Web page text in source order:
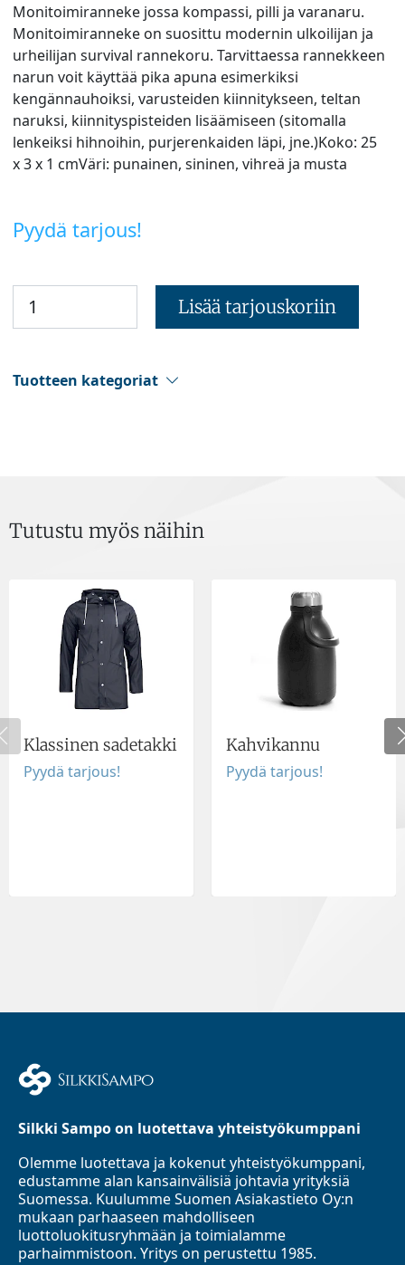
Monitoimiranneke jossa kompassi, pilli ja varanaru.
Monitoimiranneke on suosittu modernin ulkoilijan ja
urheilijan survival rannekoru. Tarvittaessa rannekkeen
narun voit käyttää pika apuna esimerkiksi
kengännauhoiksi, varusteiden kiinnitykseen, teltan
naruksi, kiinnityspisteiden lisäämiseen (sitomalla
lenkeiksi hihnoihin, purjerenkaiden läpi, jne.)Koko: 25
x 3 x 1 cmVäri: punainen, sininen, vihreä ja musta
Pyydä tarjous!
Lisää tarjouskoriin
Tuotteen kategoriat
Tutustu myös näihin
Klassinen sadetakki
Pyydä tarjous!
Kahvikannu
Pyydä tarjous!
Silkki Sampo on luotettava yhteistyökumppani
Olemme luotettava ja kokenut yhteistyökumppani,
edustamme alan kansainvälisiä johtavia yrityksiä
Suomessa. Kuulumme Suomen Asiakastieto Oy:n
mukaan parhaaseen mahdolliseen
luottoluokitusryhmään ja toimialamme
parhaimmistoon. Yritys on perustettu 1985.